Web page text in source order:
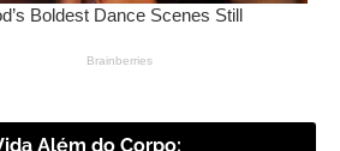
Além do Corpo: